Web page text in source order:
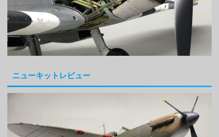
ニューキットレビュー